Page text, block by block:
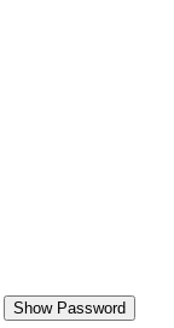
Show Password